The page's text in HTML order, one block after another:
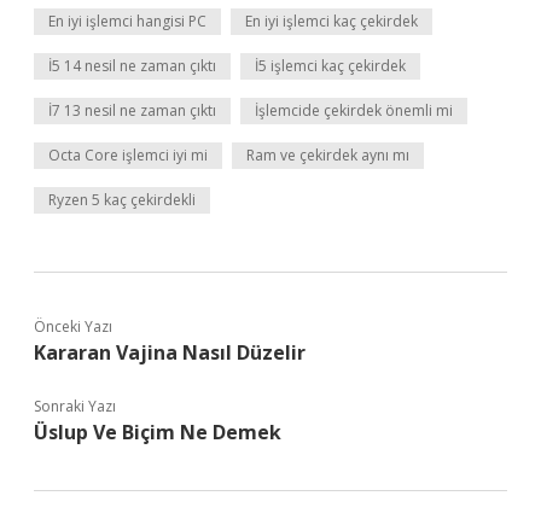
En iyi işlemci hangisi PC En iyi işlemci kaç çekirdek
İ5 14 nesil ne zaman çıktı İ5 işlemci kaç çekirdek
İ7 13 nesil ne zaman çıktı İşlemcide çekirdek önemli mi
Octa Core işlemci iyi mi Ram ve çekirdek aynı mı
Ryzen 5 kaç çekirdekli
Önceki Yazı
Kararan Vajina Nasıl Düzelir
Sonraki Yazı
Üslup Ve Biçim Ne Demek